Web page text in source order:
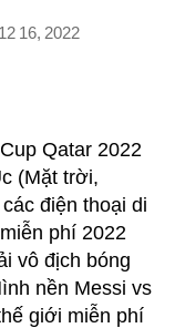
16, 2022
Qatar 2022
(Mặt trời,
điện thoại di
phí 2022
vô địch bóng
nền Messi vs
giới miễn phí